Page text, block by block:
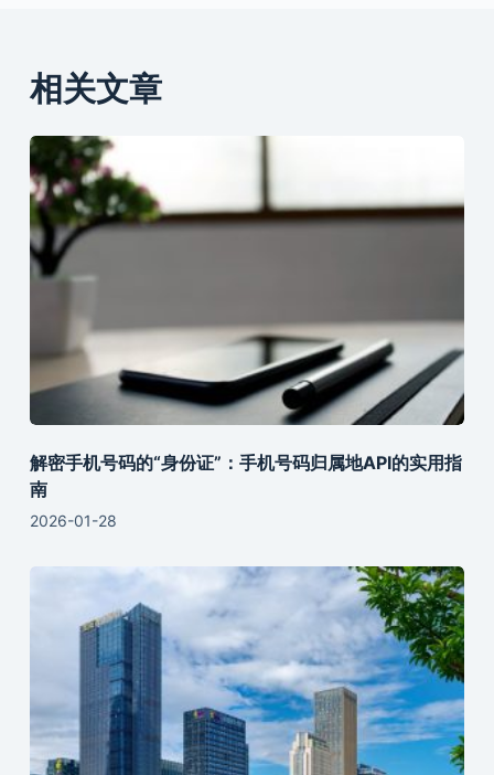
相关文章
解密手机号码的“身份证”：手机号码归属地API的实用指
南
2026-01-28